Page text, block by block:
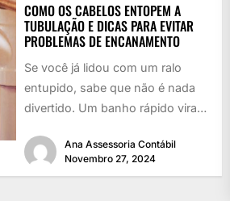
COMO OS CABELOS ENTOPEM A
TUBULAÇÃO E DICAS PARA EVITAR
PROBLEMAS DE ENCANAMENTO
Se você já lidou com um ralo
entupido, sabe que não é nada
divertido. Um banho rápido vira
Ana Assessoria Contábil
Novembro 27, 2024